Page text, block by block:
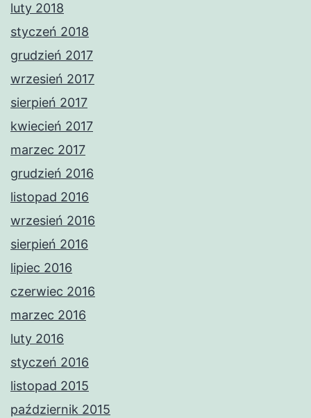
luty 2018
styczeń 2018
grudzień 2017
wrzesień 2017
sierpień 2017
kwiecień 2017
marzec 2017
grudzień 2016
listopad 2016
wrzesień 2016
sierpień 2016
lipiec 2016
czerwiec 2016
marzec 2016
luty 2016
styczeń 2016
listopad 2015
październik 2015